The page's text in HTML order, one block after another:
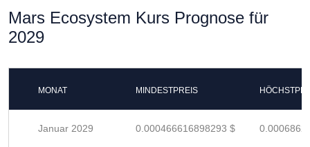
Mars Ecosystem Kurs Prognose für
2029
MONAT MINDESTPREIS
Januar 2029 0.000466616898293 $